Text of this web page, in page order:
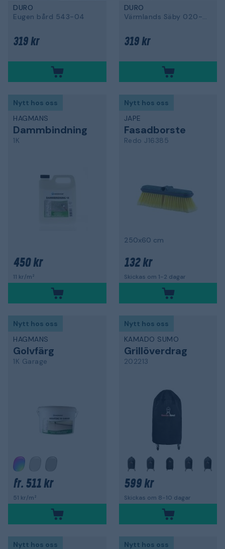
DURO
Eugen bård 543-04
319 kr
DURO
Värmlands Säby 020-05
319 kr
Nytt hos oss
HAGMANS
Dammbindning
1K
450 kr
11 kr/m²
Nytt hos oss
JAPE
Fasadborste
Redo J16385
250x60 cm
132 kr
Skickas om 1-2 dagar
Nytt hos oss
HAGMANS
Golvfärg
1K Garage
fr. 511 kr
51 kr/m²
Nytt hos oss
KAMADO SUMO
Grillöverdrag
202213
599 kr
Skickas om 8-10 dagar
Nytt hos oss
Nytt hos oss